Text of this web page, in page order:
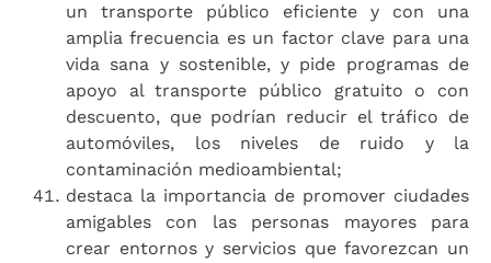
un transporte público eficiente y con una
amplia frecuencia es un factor clave para una
vida sana y sostenible, y pide programas de
apoyo al transporte público gratuito o con
descuento, que podrían reducir el tráfico de
automóviles, los niveles de ruido y la
contaminación medioambiental;
destaca la importancia de promover ciudades
amigables con las personas mayores para
crear entornos y servicios que favorezcan un